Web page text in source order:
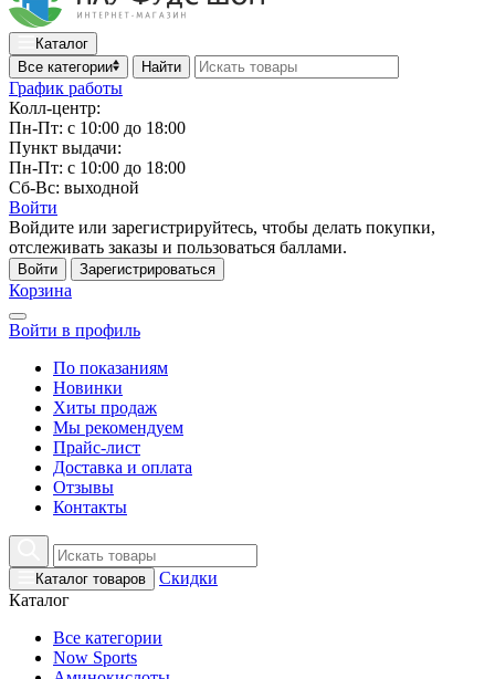
Каталог
Все категории
Найти
График работы
Колл-центр:
Пн-Пт: с 10:00 до 18:00
Пункт выдачи:
Пн-Пт: с 10:00 до 18:00
Сб-Вс: выходной
Войти
Войдите или зарегистрируйтесь, чтобы делать покупки,
отслеживать заказы и пользоваться баллами.
Войти Зарегистрироваться
Корзина
Войти в профиль
По показаниям
Новинки
Хиты продаж
Мы рекомендуем
Прайс-лист
Доставка и оплата
Отзывы
Контакты
Каталог товаров
Скидки
Каталог
Все категории
Now Sports